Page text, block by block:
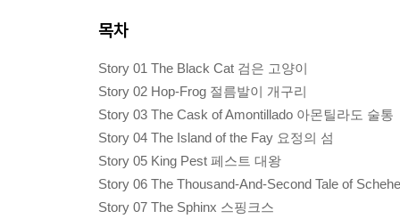
목차
Story 01 The Black Cat 검은 고양이
Story 02 Hop-Frog 절름발이 개구리
Story 03 The Cask of Amontillado 아몬틸라도 술통
Story 04 The Island of the Fay 요정의 섬
Story 05 King Pest 페스트 대왕
Story 06 The Thousand-And-Second Tale of
Story 07 The Sphinx 스핑크스